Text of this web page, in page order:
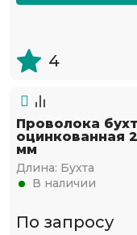
4
Проволока
оцинкованная
мм
Длина: Бухта
В наличии
По запросу